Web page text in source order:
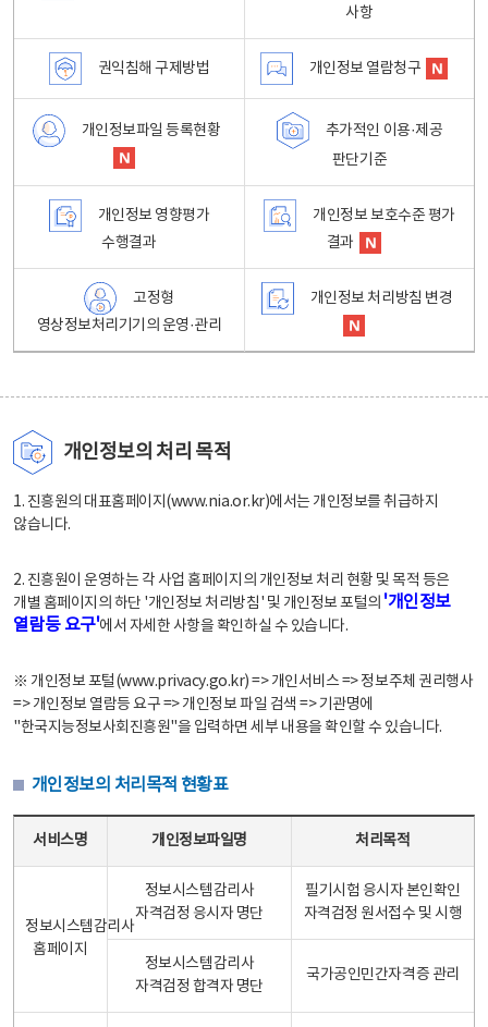
사항
권익침해 구제방법 개인정보 열람청구
개인정보파일 등록현황
추가적인 이용·제공
판단기준
개인정보 영향평가
수행결과
개인정보 보호수준 평가
결과
고정형
영상정보처리기기의 운영·관리
개인정보 처리방침 변경
개인정보의 처리 목적
1. 진흥원의 대표홈페이지(www.nia.or.kr)에서는 개인정보를 취급하지
않습니다.
2. 진흥원이 운영하는 각 사업 홈페이지의 개인정보 처리 현황 및 목적 등은
개별 홈페이지의 하단 '개인정보 처리방침' 및 개인정보 포털의 '개인정보
열람등 요구'에서 자세한 사항을 확인하실 수 있습니다.
※ 개인정보 포털(www.privacy.go.kr) => 개인서비스 => 정보주체 권리행사
=> 개인정보 열람등 요구 => 개인정보 파일 검색 => 기관명에
"한국지능정보사회진흥원"을 입력하면 세부 내용을 확인할 수 있습니다.
개인정보의 처리목적 현황표
서비스명 개인정보파일명 처리목적
정보시스템감리사
홈페이지
정보시스템감리사
자격검정 응시자 명단
필기시험 응시자 본인확인
자격검정 원서접수 및 시행
정보시스템감리사
자격검정 합격자 명단
국가공인민간자격증 관리